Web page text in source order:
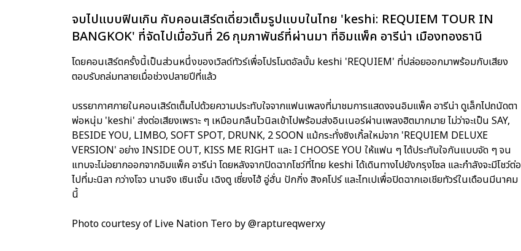
จบไปแบบฟินเกิน กับคอนเสิร์ตเดี่ยวเต็มรูปแบบในไทย 'keshi: REQUIEM TOUR IN
BANGKOK' ที่จัดไปเมื่อวันที่ 26 กุมภาพันธ์ที่ผ่านมา ที่อิมแพ็ค อารีน่า เมืองทองธานี
โดยคอนเสิร์ตครั้งนี้เป็นส่วนหนึ่งของเวิลด์ทัวร์เพื่อโปรโมตอัลบั้ม keshi 'REQUIEM' ที่ปล่อยออกมาพร้อมกับเสียง
ตอบรับถล่มทลายเมื่อช่วงปลายปีที่แล้ว
บรรยากาศภายในคอนเสิร์ตเต็มไปด้วยความประทับใจจากแฟนเพลงที่มาชมการแสดงจนอิมแพ็ค อารีน่า ดูเล็กไปถนัดตา
พ่อหนุ่ม 'keshi' ส่งต่อเสียงเพราะ ๆ เหมือนกลืนไวนิลเข้าไปพร้อมส่งอินเนอร์ผ่านเพลงฮิตมากมาย ไม่ว่าจะเป็น SAY,
BESIDE YOU, LIMBO, SOFT SPOT, DRUNK, 2 SOON แม้กระทั่งซิงเกิ้ลใหม่จาก 'REQUIEM DELUXE
VERSION' อย่าง INSIDE OUT, KISS ME RIGHT และ I CHOOSE YOU ให้แฟน ๆ ได้ประทับใจกันแบบจัด ๆ จน
แทบจะไม่อยากออกจากอิมแพ็ค อารีน่า โดยหลังจากปิดฉากโชว์ที่ไทย keshi ได้เดินทางไปยังกรุงโซล และกำลังจะมีโชว์ต่อ
ไปที่มะนิลา กว่างโจว นานจิง เซินเจิ้น เฉิงตู เซี่ยงไฮ้ อู่ฮั่น ปักกิ่ง สิงคโปร์ และไทเปเพื่อปิดฉากเอเชียทัวร์ในเดือนมีนาคม
นี้
Photo courtesy of Live Nation Tero by @raptureqwerxy